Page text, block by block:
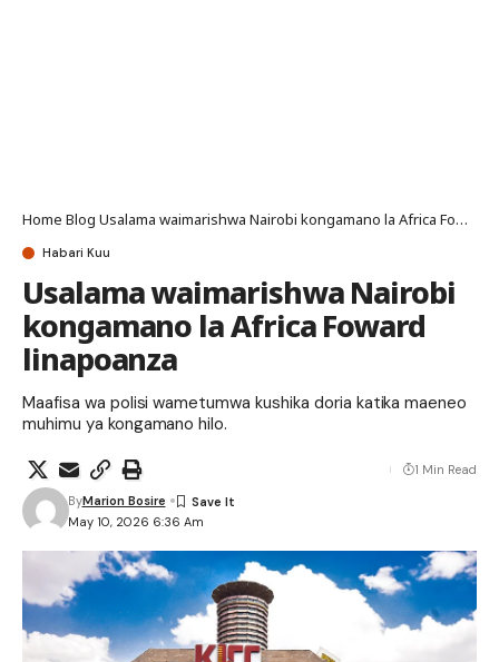
Home Blog Usalama waimarishwa Nairobi kongamano la Africa Foward linapoanza
Habari Kuu
Usalama waimarishwa Nairobi
kongamano la Africa Foward
linapoanza
Maafisa wa polisi wametumwa kushika doria katika maeneo
muhimu ya kongamano hilo.
May 10, 2026 6:36 Am
ByMarion Bosire
1 Min Read